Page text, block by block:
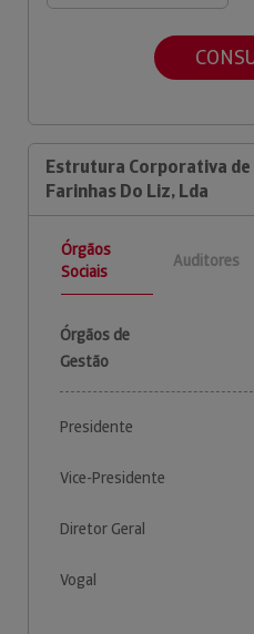
Estrutura Corporativa de
Farinhas Do Liz, Lda
Órgãos
Sociais
Auditores
Órgãos de
Gestão
Presidente
Vice-Presidente
Diretor Geral
Vogal